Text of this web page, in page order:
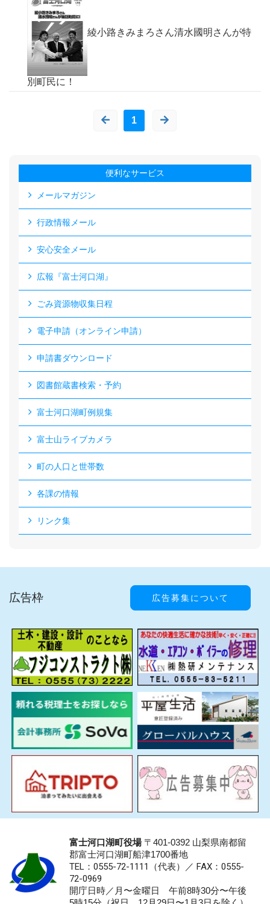
綾小路きみまろさん清水國明さんが特
別町民に！
1
便利なサービス
メールマガジン
行政情報メール
安心安全メール
広報『富士河口湖』
ごみ資源物収集日程
電子申請（オンライン申請）
申請書ダウンロード
図書館蔵書検索・予約
富士河口湖町例規集
富士山ライブカメラ
町の人口と世帯数
各課の情報
リンク集
広告枠 広告募集について
富士河口湖町役場〒401-0392 山梨県南都留
郡富士河口湖町船津1700番地
TEL：0555-72-1111 （代表）／ FAX：0555-
72-0969
開庁日時／月〜金曜日 午前8時30分〜午後